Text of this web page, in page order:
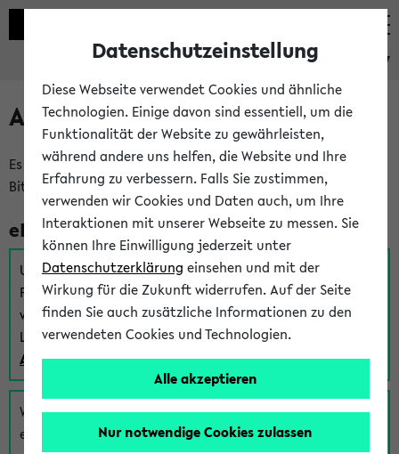
eKVV
Anmeldung am eKVV
Es gibt mehrere Möglichkeiten zur Anmeldung am eKVV.
Bitte wählen Sie die für Sie richtige aus:
eKVV für Studierende
Um sich einen Stundenplan zu erstellen und alle weiteren
Funktionen des eKVVs für Studierende zu nutzen,
verwenden Sie diesen Link zur Anmeldung über Ihr Uni
Login:
Anmeldung zum eKVV der Studierenden
Wenn Sie (noch) kein Uni Login haben, können Sie das
eKVV auch über einen Gastzugang verwenden:
Datenschutzeinstellung
Diese Webseite verwendet Cookies und ähnliche
Technologien. Einige davon sind essentiell, um die
Funktionalität der Website zu gewährleisten,
während andere uns helfen, die Website und Ihre
Erfahrung zu verbessern. Falls Sie zustimmen,
verwenden wir Cookies und Daten auch, um Ihre
Interaktionen mit unserer Webseite zu messen. Sie
können Ihre Einwilligung jederzeit unter
Datenschutzerklärung einsehen und mit der
Wirkung für die Zukunft widerrufen. Auf der Seite
finden Sie auch zusätzliche Informationen zu den
verwendeten Cookies und Technologien.
Alle akzeptieren
Nur notwendige Cookies zulassen